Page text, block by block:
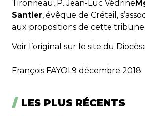
Tironneau, P. Jean-Luc Védrine
Santier, évêque de Créteil,
aux propositions de cette tribune.
Voir l’original sur le site du
François FAYOL9 décembre 2018
LES PLUS RÉCENTS